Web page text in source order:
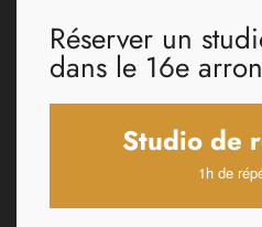
Réserver un
dans le 16e
Studio de
1h de